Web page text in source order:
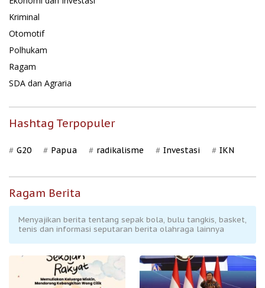
Kriminal
Otomotif
Polhukam
Ragam
SDA dan Agraria
Hashtag Terpopuler
G20 Papua radikalisme Investasi IKN
Ragam Berita
Menyajikan berita tentang sepak bola, bulu tangkis, basket,
tenis dan informasi seputaran berita olahraga lainnya